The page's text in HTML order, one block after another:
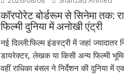
कॉरपोरेट बोर्डरूम से सिनेमा तक:
फिल्मी दुनिया में अनोखी एंट्री
नई दिल्ली:फिल्म इंडस्ट्री में जहां ज्यादातर
डायरेक्टर, लेखक या किसी अन्य फिल्मी
वहीं राधिका बंसल ने निर्देशन की दुनिया